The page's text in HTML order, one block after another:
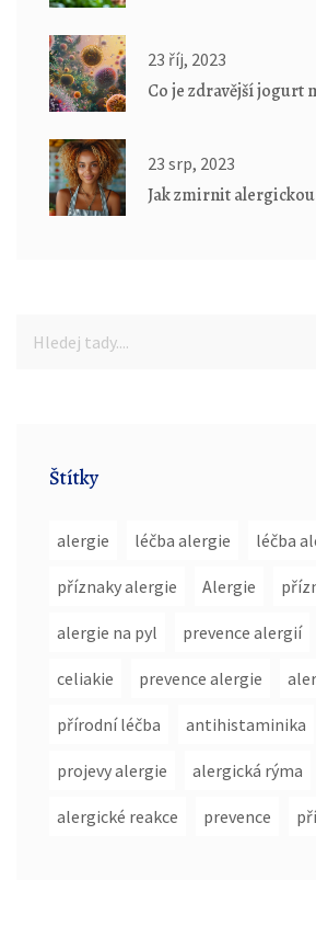
23 říj, 2023
Co je zdravější jogurt
23 srp, 2023
Jak zmirnit
Štítky
alergie léčba alergie léčba
příznaky alergie Alergie
alergie na pyl prevence alergií
celiakie prevence alergie
přírodní léčba antihistaminika
projevy alergie alergická rýma
alergické reakce prevence